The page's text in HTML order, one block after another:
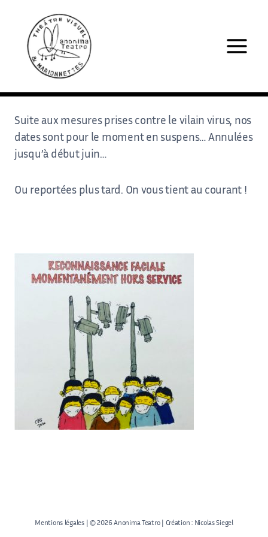
contenu
Suite aux mesures prises contre le vilain virus, nos
dates sont pour le moment en suspens… Annulées
jusqu’à début juin…
Ou reportées plus tard. On vous tient au courant !
Mentions légales| © 2026 Anonima Teatro | Création :Nicolas Siegel